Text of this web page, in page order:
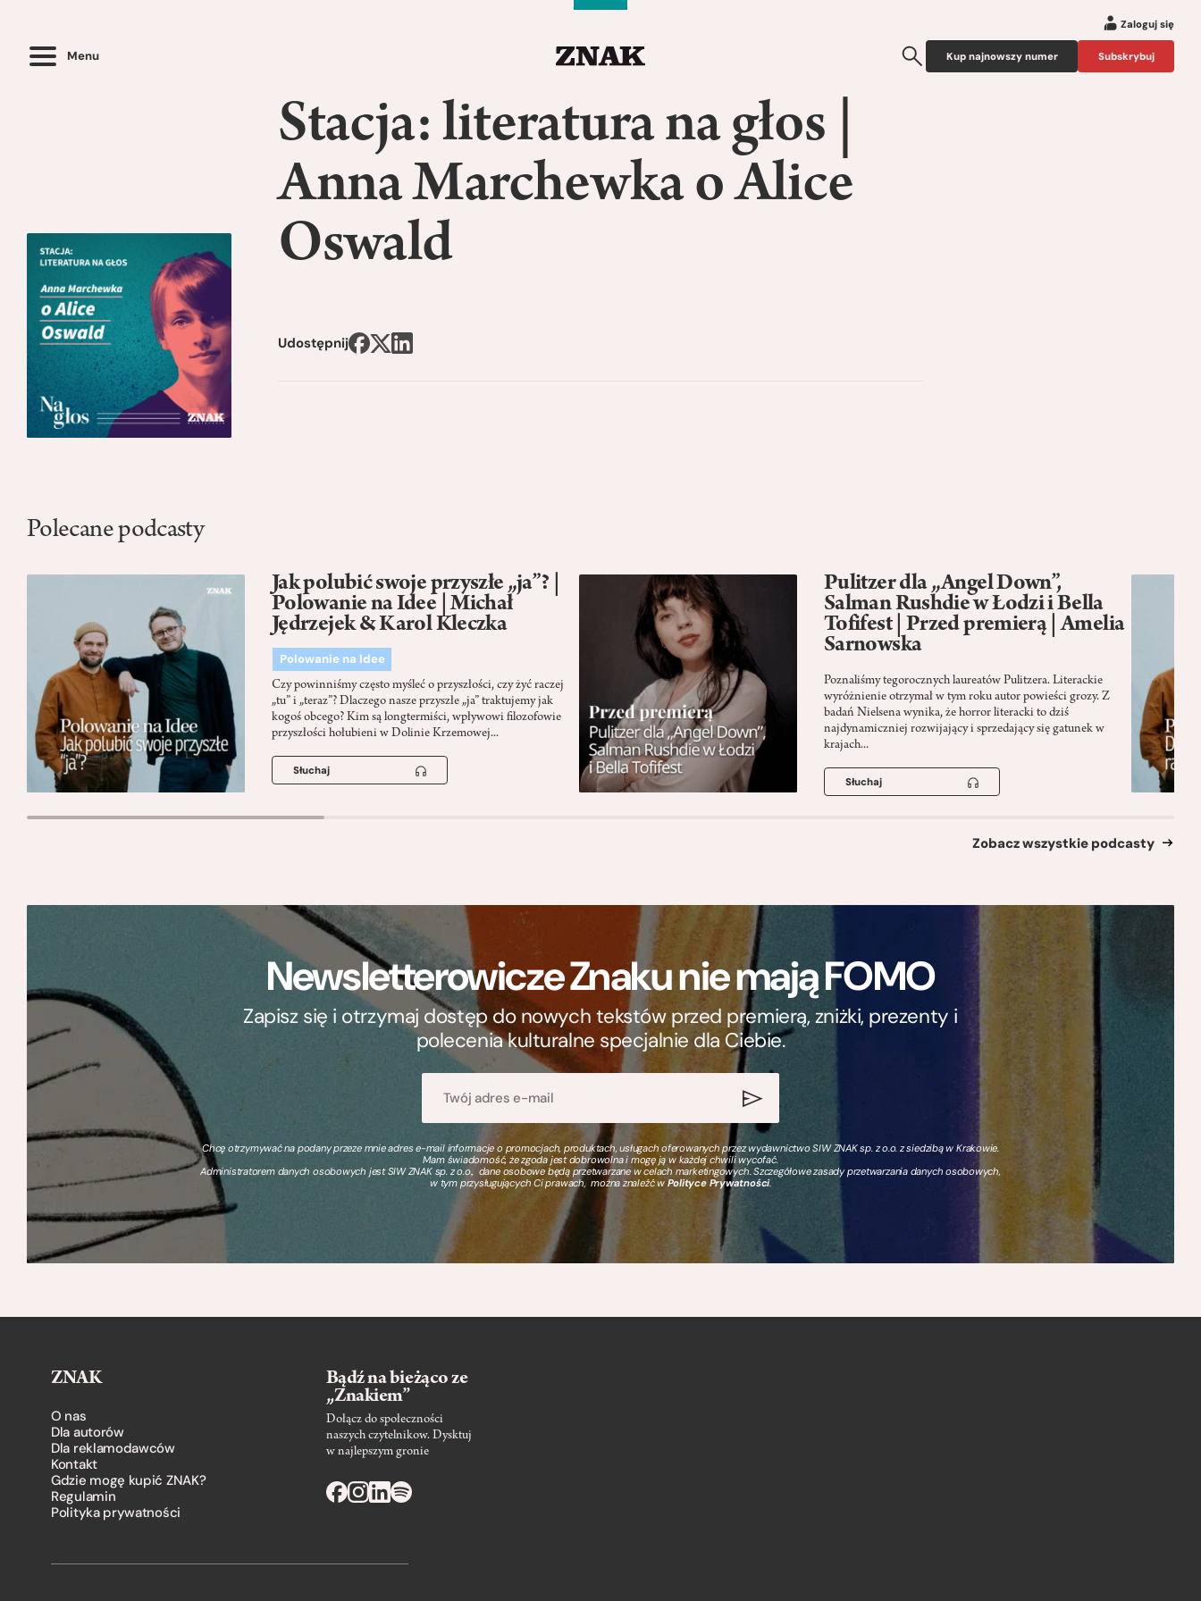
Menu
Zaloguj się
Kup najnowszy numer Subskrybuj
Stacja: literatura na głos |
Anna Marchewka o Alice
Oswald
Udostępnij
Polecane podcasty
Jak polubić swoje przyszłe „ja”? |
Polowanie na Idee | Michał
Jędrzejek & Karol Kleczka
Polowanie na Idee
Czy powinniśmy często myśleć o przyszłości, czy żyć raczej
„tu” i „teraz”? Dlaczego nasze przyszłe „ja” traktujemy jak
kogoś obcego? Kim są longtermiści, wpływowi filozofowie
przyszłości hołubieni w Dolinie Krzemowej...
Słuchaj
Pulitzer dla „Angel Down”,
Salman Rushdie w Łodzi i Bella
Tofifest | Przed premierą | Amelia
Sarnowska
Poznaliśmy tegorocznych laureatów Pulitzera. Literackie
wyróżnienie otrzymał w tym roku autor powieści grozy. Z
badań Nielsena wynika, że horror literacki to dziś
najdynamiczniej rozwijający i sprzedający się gatunek w
krajach...
Słuchaj
Zobacz wszystkie podcasty
Newsletterowicze Znaku nie mają FOMO
Zapisz się i otrzymaj dostęp do nowych tekstów przed premierą, zniżki, prezenty i
polecenia kulturalne specjalnie dla Ciebie.
Chcę otrzymywać na podany przeze mnie adres e-mail informacje o promocjach, produktach, usługach oferowanych przez wydawnictwo SIW ZNAK sp. z o.o. z siedzibą w Krakowie.
Mam świadomość, że zgoda jest dobrowolna i mogę ją w każdej chwili wycofać.
Administratorem danych osobowych jest SIW ZNAK sp. z o.o., dane osobowe będą przetwarzane w celach marketingowych. Szczegółowe zasady przetwarzania danych osobowych,
w tym przysługujących Ci prawach, można znaleźć wPolityce Prywatności.
ZNAK
O nas
Dla autorów
Dla reklamodawców
Kontakt
Gdzie mogę kupić ZNAK?
Regulamin
Polityka prywatności
Bądź na bieżąco ze
„Znakiem”
Dołącz do społeczności
naszych czytelnikow. Dysktuj
w najlepszym gronie